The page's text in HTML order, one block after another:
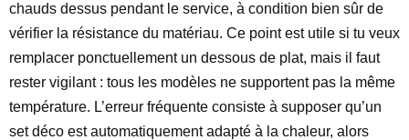
chauds dessus pendant le service, à condition bien sûr de
vérifier la résistance du matériau. Ce point est utile si tu veux
remplacer ponctuellement un dessous de plat, mais il faut
rester vigilant : tous les modèles ne supportent pas la même
température. L’erreur fréquente consiste à supposer qu’un
set déco est automatiquement adapté à la chaleur, alors